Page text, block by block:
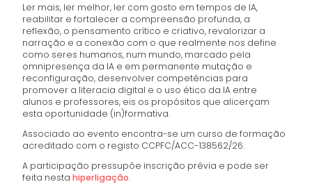
Ler mais, ler melhor, ler com gosto em tempos de IA,
reabilitar e fortalecer a compreensão profunda, a
reflexão, o pensamento crítico e criativo, revalorizar a
narração e a conexão com o que realmente nos define
como seres humanos, num mundo, marcado pela
omnipresença da IA e em permanente mutação e
reconfiguração, desenvolver competências para
promover a literacia digital e o uso ético da IA entre
alunos e professores, eis os propósitos que alicerçam
esta oportunidade (in)formativa.
Associado ao evento encontra-se um curso de formação
acreditado com o registo CCPFC/ACC-138562/26.
A participação pressupõe inscrição prévia e pode ser
feita nestahiperligação.